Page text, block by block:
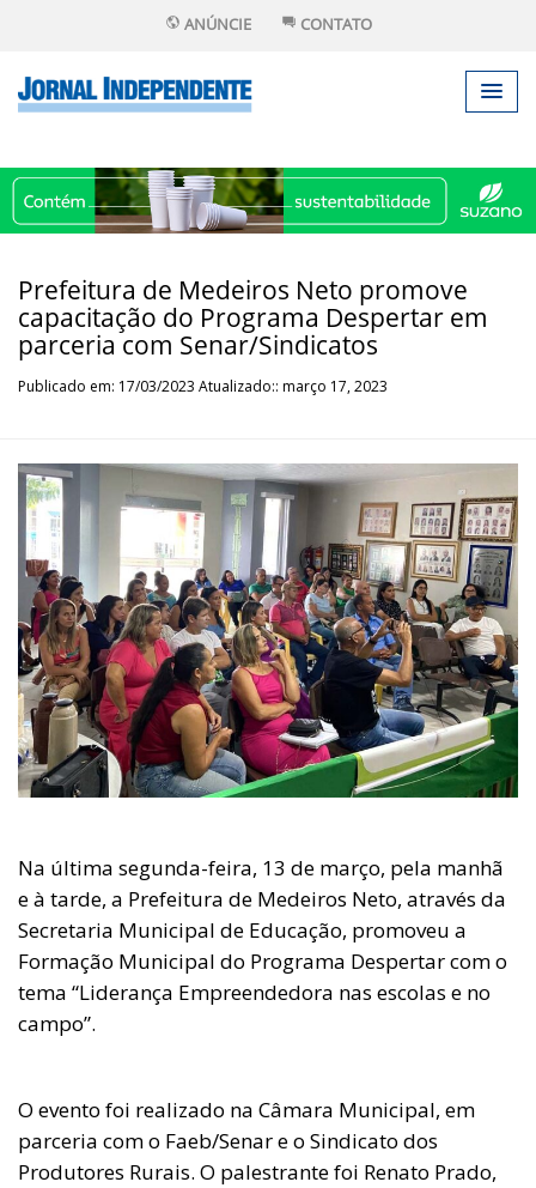
ANÚNCIE CONTATO
Prefeitura de Medeiros Neto promove
capacitação do Programa Despertar em
parceria com Senar/Sindicatos
Publicado em: 17/03/2023 Atualizado:: março 17, 2023
Na última segunda-feira, 13 de março, pela manhã
e à tarde, a Prefeitura de Medeiros Neto, através da
Secretaria Municipal de Educação, promoveu a
Formação Municipal do Programa Despertar com o
tema “Liderança Empreendedora nas escolas e no
campo”.
O evento foi realizado na Câmara Municipal, em
parceria com o Faeb/Senar e o Sindicato dos
Produtores Rurais. O palestrante foi Renato Prado,